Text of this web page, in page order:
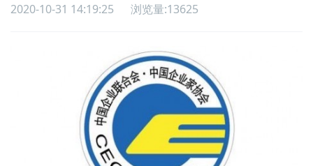
2020-10-31 14:19:25 浏览量:13625